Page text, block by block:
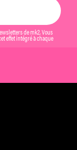
de mk2. Vous
effet intégré à chaque